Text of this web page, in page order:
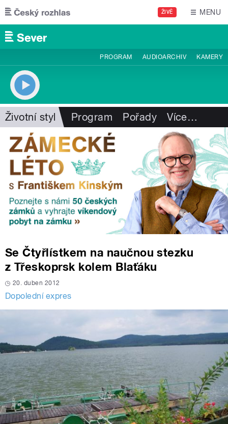
Přejít k hlavnímu obsahu
ŽIVĚ MENU
PROGRAM AUDIOARCHIV KAMERY
Životní styl Program Pořady Více…
Se Čtyřlístkem na naučnou stezku
z Třeskoprsk kolem Blaťáku
20. duben 2012
Dopolední expres